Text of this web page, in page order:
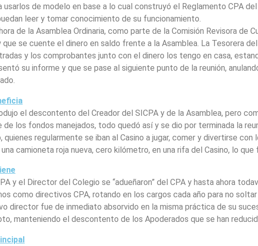
usarlos de modelo en base a lo cual construyó el Reglamento CPA
leer y tomar conocimiento de su funcionamiento.
de la Asamblea Ordinaria, como parte de la Comisión Revisora
se cuente el dinero en saldo frente a la Asamblea. La Tesorera
y los comprobantes junto con el dinero los tengo en casa,
su informe y que se pase al siguiente punto de la reunión,
el descontento del Creador del SICPA y de la Asamblea, pero
de los fondos manejados, todo quedó así y se dio por terminada la
regularmente se iban al Casino a jugar, comer y divertirse
camioneta roja nueva, cero kilómetro, en una rifa del Casino, lo
y el Director del Colegio se “adueñaron” del CPA y hasta ahora
como directivos CPA, rotando en los cargos cada año para no
director fue de inmediato absorvido en la misma práctica de su
manteniendo el descontento de los Apoderados que se han